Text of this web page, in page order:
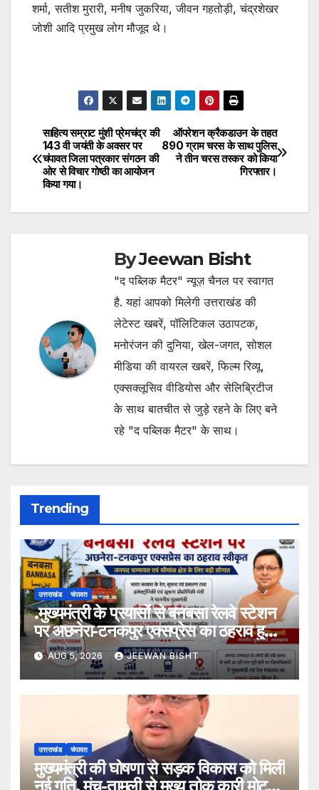
शर्मा, सतीश मुरारी, मनीष जुकरिया, जीवन गहतोड़ी, चंद्रशेखर
जोशी आदि प्रमुख लोग मौजूद थे।
Post
navigation
ऑपरेशन क्रैकडाउन के तहत
890 ग्राम चरस के साथ पुलिस
ने तीन चरस तस्कर को किया
गिरफ्तार।
साहित्य सम्राट मुंशी प्रेमचंद्र की
143 वी जयंती के अवसर पर
चंपावत जिला पत्रकार संगठन की
ओर से विचार गोष्ठी का आयोजन
किया गया।
ByJeewan Bisht
"द पब्लिक मैटर" न्यूज़ चैनल पर स्वागत
है. यहां आपको मिलेगी उत्तराखंड की
लेटेस्ट खबरें, पॉलिटिकल उठापटक,
मनोरंजन की दुनिया, खेल-जगत, सोशल
मीडिया की वायरल खबरें, फिल्म रिव्यू,
एक्सक्लूसिव वीडियोस और सेलिब्रिटीज
के साथ बातचीत से जुड़े रहने के लिए बने
रहे "द पब्लिक मैटर" के साथ।
Trending
उत्तराखंड चंपावत
.मुख्यमंत्री के प्रयासों से बनबसा रेलवे स्टेशन
पर अछनेरा-टनकपुर एक्सप्रेस का ठहराव हुआ
स्वीकृत
AUG 5, 2026 JEEWAN BISHT
उत्तराखंड चंपावत
मुख्यमंत्री की घोषणा से सड़क विकास को मिली